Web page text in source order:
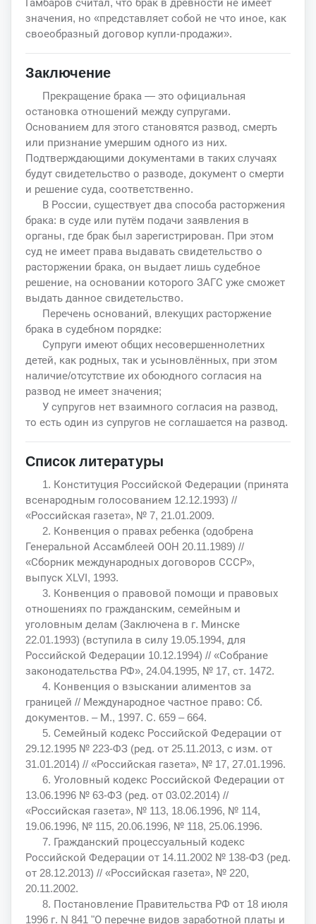
Гамбаров считал, что брак в древности не имеет
значения, но «представляет собой не что иное, как
своеобразный договор купли-продажи».
Заключение
Прекращение брака — это официальная
остановка отношений между супругами.
Основанием для этого становятся развод, смерть
или признание умершим одного из них.
Подтверждающими документами в таких случаях
будут свидетельство о разводе, документ о смерти
и решение суда, соответственно.
В России, существует два способа расторжения
брака: в суде или путём подачи заявления в
органы, где брак был зарегистрирован. При этом
суд не имеет права выдавать свидетельство о
расторжении брака, он выдает лишь судебное
решение, на основании которого ЗАГС уже сможет
выдать данное свидетельство.
Перечень оснований, влекущих расторжение
брака в судебном порядке:
Супруги имеют общих несовершеннолетних
детей, как родных, так и усыновлённых, при этом
наличие/отсутствие их обоюдного согласия на
развод не имеет значения;
У супругов нет взаимного согласия на развод,
то есть один из супругов не соглашается на развод.
Список литературы
1. Конституция Российской Федерации (принята
всенародным голосованием 12.12.1993) //
«Российская газета», № 7, 21.01.2009.
2. Конвенция о правах ребенка (одобрена
Генеральной Ассамблеей ООН 20.11.1989) //
«Сборник международных договоров СССР»,
выпуск XLVI, 1993.
3. Конвенция о правовой помощи и правовых
отношениях по гражданским, семейным и
уголовным делам (Заключена в г. Минске
22.01.1993) (вступила в силу 19.05.1994, для
Российской Федерации 10.12.1994) // «Собрание
законодательства РФ», 24.04.1995, № 17, ст. 1472.
4. Конвенция о взыскании алиментов за
границей // Международное частное право: Сб.
документов. – М., 1997. С. 659 – 664.
5. Семейный кодекс Российской Федерации от
29.12.1995 № 223-ФЗ (ред. от 25.11.2013, с изм. от
31.01.2014) // «Российская газета», № 17, 27.01.1996.
6. Уголовный кодекс Российской Федерации от
13.06.1996 № 63-ФЗ (ред. от 03.02.2014) //
«Российская газета», № 113, 18.06.1996, № 114,
19.06.1996, № 115, 20.06.1996, № 118, 25.06.1996.
7. Гражданский процессуальный кодекс
Российской Федерации от 14.11.2002 № 138-ФЗ (ред.
от 28.12.2013) // «Российская газета», № 220,
20.11.2002.
8. Постановление Правительства РФ от 18 июля
1996 г. N 841 "О перечне видов заработной платы и